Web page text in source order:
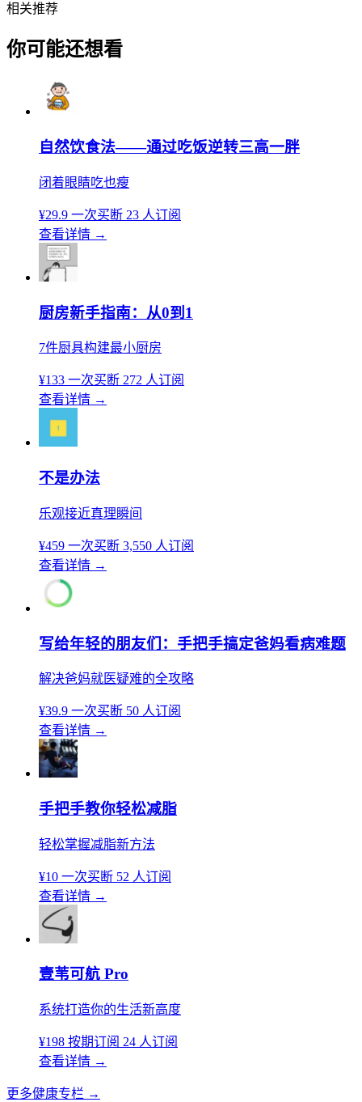
相关推荐
你可能还想看
自然饮食法——通过吃饭逆转三高一胖
闭着眼睛吃也瘦
¥29.9 一次买断 23 人订阅
查看详情 →
厨房新手指南：从0到1
7件厨具构建最小厨房
¥133 一次买断 272 人订阅
查看详情 →
不是办法
乐观接近真理瞬间
¥459 一次买断 3,550 人订阅
查看详情 →
写给年轻的朋友们：手把手搞定爸妈看病难题
解决爸妈就医疑难的全攻略
¥39.9 一次买断 50 人订阅
查看详情 →
手把手教你轻松减脂
轻松掌握减脂新方法
¥10 一次买断 52 人订阅
查看详情 →
壹苇可航 Pro
系统打造你的生活新高度
¥198 按期订阅 24 人订阅
查看详情 →
更多健康专栏 →